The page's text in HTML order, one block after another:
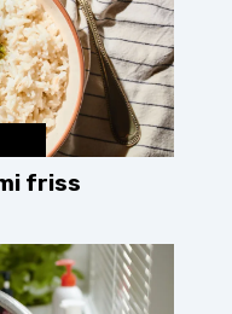
friss